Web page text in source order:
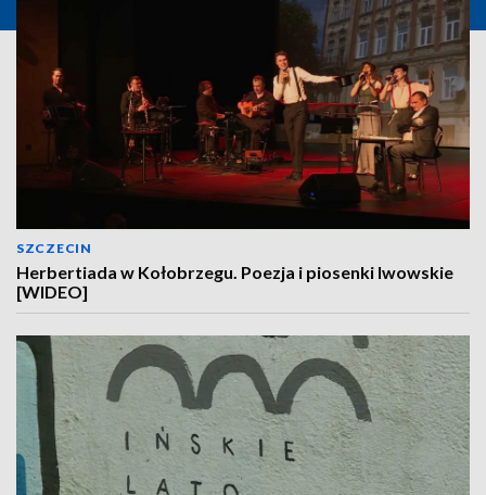
SZCZECIN
Herbertiada w Kołobrzegu. Poezja i piosenki lwowskie
[WIDEO]